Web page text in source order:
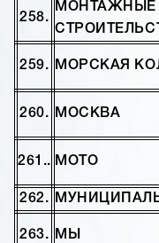
258.
МОНТАЖНЫЕ
259. МОРСКАЯ
260. МОСКВА
261.. МОТО
262.
263. МЫ